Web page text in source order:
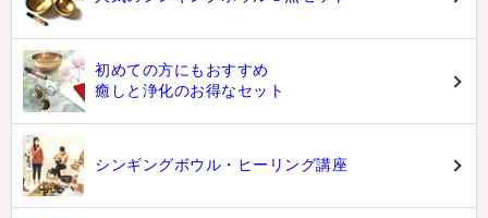
初めての方にもおすすめ
癒しと浄化のお得なセット
シンギングボウル・ヒーリング講座